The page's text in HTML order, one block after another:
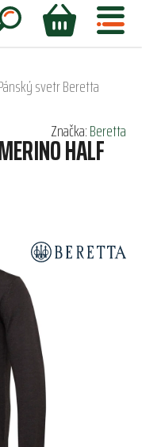
Hledat
NÁKUPNÍ
svetr Beretta
HALF
Značka:Beretta